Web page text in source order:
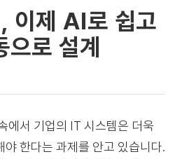
이제 AI로 쉽고
으로 설계
에서 기업의 IT 시스템은 더욱
야 한다는 과제를 안고 있습니다.